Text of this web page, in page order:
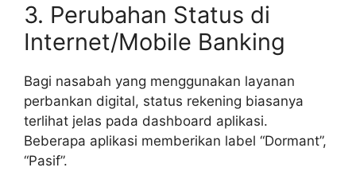
3. Perubahan Status di
Internet/Mobile Banking
Bagi nasabah yang menggunakan layanan
perbankan digital, status rekening biasanya
terlihat jelas pada dashboard aplikasi.
Beberapa aplikasi memberikan label “Dormant”,
“Pasif”.